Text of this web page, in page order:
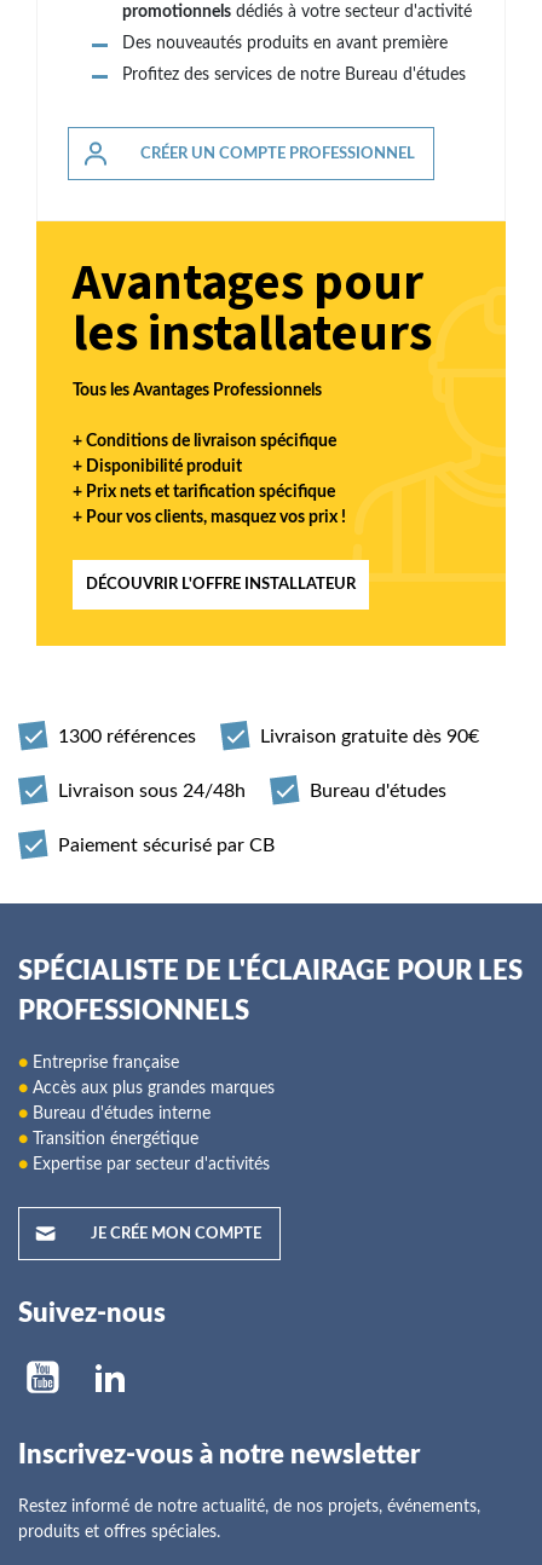
promotionnels dédiés à votre secteur d'activité
Des nouveautés produits en avant première
Profitez des services de notre Bureau d'études
CRÉER UN COMPTE PROFESSIONNEL
Avantages pour
les installateurs
Tous les Avantages Professionnels
+ Conditions de livraison spécifique
+ Disponibilité produit
+ Prix nets et tarification spécifique
+ Pour vos clients, masquez vos prix !
DÉCOUVRIR L'OFFRE INSTALLATEUR
1300 références Livraison gratuite dès 90€
Livraison sous 24/48h Bureau d'études
Paiement sécurisé par CB
SPÉCIALISTE DE L'ÉCLAIRAGE POUR LES
PROFESSIONNELS
● Entreprise française
● Accès aux plus grandes marques
● Bureau d'études interne
● Transition énergétique
● Expertise par secteur d'activités
JE CRÉE MON COMPTE
Suivez-nous
Inscrivez-vous à notre newsletter
Restez informé de notre actualité, de nos projets, événements,
produits et offres spéciales.